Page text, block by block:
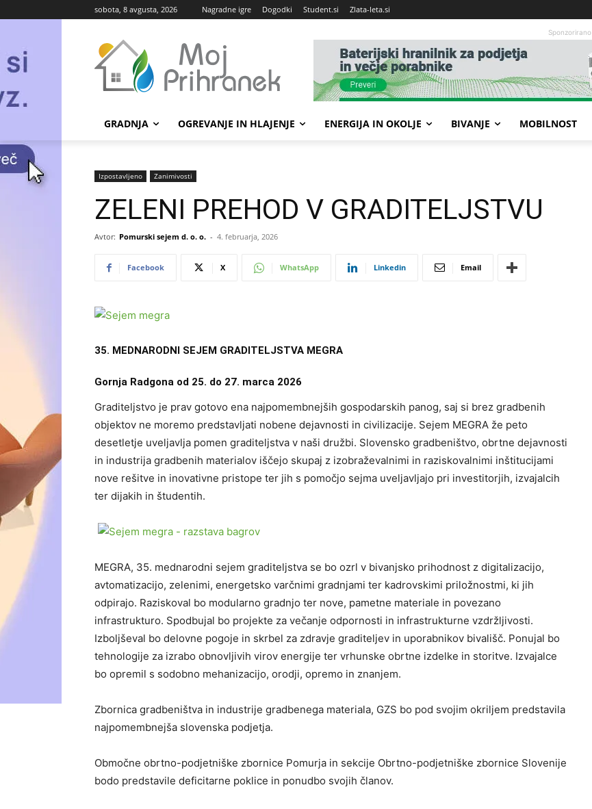
sobota, 8 avgusta, 2026 Nagradne igre Dogodki Student.si Zlata-leta.si
Sponzorirano
GRADNJA OGREVANJE IN HLAJENJE ENERGIJA IN OKOLJE BIVANJE MOBILNOST
Izpostavljeno Zanimivosti
ZELENI PREHOD V GRADITELJSTVU
Avtor: Pomurski sejem d. o. o. - 4. februarja, 2026
Facebook X WhatsApp Linkedin Email
35. MEDNARODNI SEJEM GRADITELJSTVA MEGRA
Gornja Radgona od 25. do 27. marca 2026
Graditeljstvo je prav gotovo ena najpomembnejših gospodarskih panog, saj si brez gradbenih
objektov ne moremo predstavljati nobene dejavnosti in civilizacije. Sejem MEGRA že peto
desetletje uveljavlja pomen graditeljstva v naši družbi. Slovensko gradbeništvo, obrtne dejavnosti
in industrija gradbenih materialov iščejo skupaj z izobraževalnimi in raziskovalnimi inštitucijami
nove rešitve in inovativne pristope ter jih s pomočjo sejma uveljavljajo pri investitorjih, izvajalcih
ter dijakih in študentih.
MEGRA, 35. mednarodni sejem graditeljstva se bo ozrl v bivanjsko prihodnost z digitalizacijo,
avtomatizacijo, zelenimi, energetsko varčnimi gradnjami ter kadrovskimi priložnostmi, ki jih
odpirajo. Raziskoval bo modularno gradnjo ter nove, pametne materiale in povezano
infrastrukturo. Spodbujal bo projekte za večanje odpornosti in infrastrukturne vzdržljivosti.
Izboljševal bo delovne pogoje in skrbel za zdravje graditeljev in uporabnikov bivališč. Ponujal bo
tehnologije za izrabo obnovljivih virov energije ter vrhunske obrtne izdelke in storitve. Izvajalce
bo opremil s sodobno mehanizacijo, orodji, opremo in znanjem.
Zbornica gradbeništva in industrije gradbenega materiala, GZS bo pod svojim okriljem predstavila
najpomembnejša slovenska podjetja.
Območne obrtno-podjetniške zbornice Pomurja in sekcije Obrtno-podjetniške zbornice Slovenije
bodo predstavile deficitarne poklice in ponudbo svojih članov.